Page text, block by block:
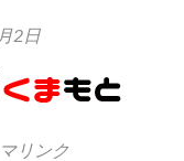
2日
リンク